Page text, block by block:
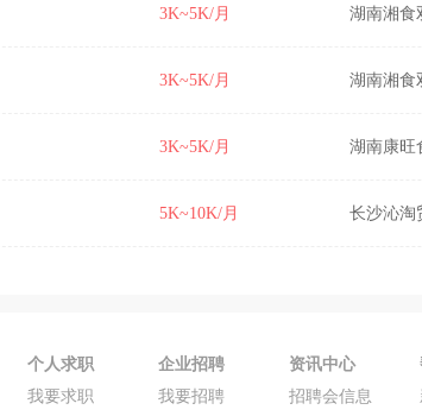
3K~5K/月 湖南湘食
3K~5K/月 湖南湘食
3K~5K/月 湖南康旺
5K~10K/月 长沙沁淘
个人求职
我要求职
企业招聘
我要招聘
资讯中心
招聘会信息